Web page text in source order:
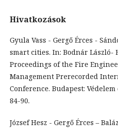
Hivatkozások
Gyula Vass - Gergő Érces -
smart cities. In: Bodnár László-
Proceedings of the Fire
Management Prerecorded
Conference. Budapest:
84-90.
József Hesz - Gergő Érces –